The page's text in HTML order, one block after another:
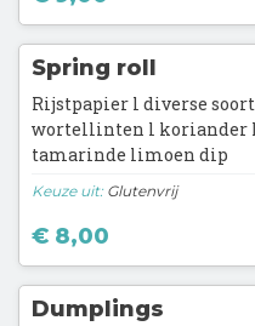
Spring roll
Rijstpapier l diverse
wortellinten l koriander
tamarinde limoen dip
Keuze uit:Glutenvrij
€ 8,00
Dumplings